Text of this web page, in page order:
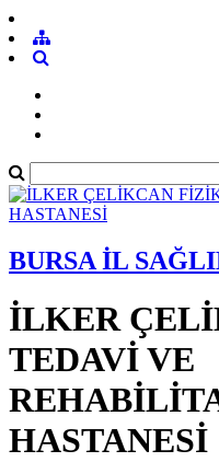
BURSA İL
İLKER
TEDAVİ VE
HASTANESİ